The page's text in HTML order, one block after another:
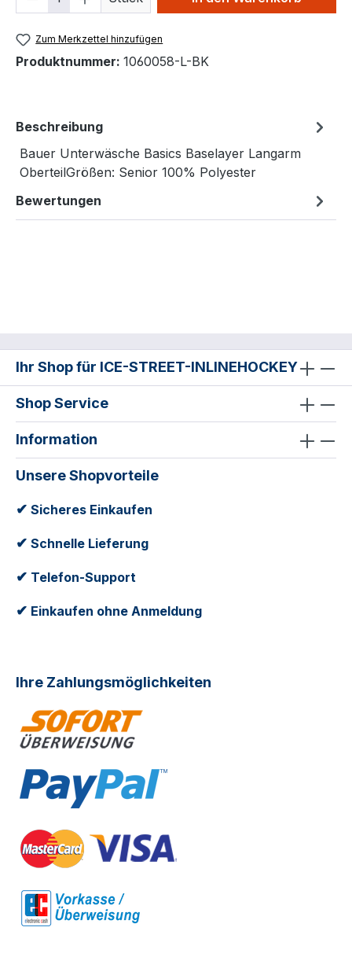
Zum Merkzettel hinzufügen
Produktnummer: 1060058-L-BK
Beschreibung
Bauer Unterwäsche Basics Baselayer Langarm
OberteilGrößen: Senior 100% Polyester
Bewertungen
Ihr Shop für ICE-STREET-INLINEHOCKEY
Shop Service
Information
Unsere Shopvorteile
✔ Sicheres Einkaufen
✔ Schnelle Lieferung
✔ Telefon-Support
✔ Einkaufen ohne Anmeldung
Ihre Zahlungsmöglichkeiten